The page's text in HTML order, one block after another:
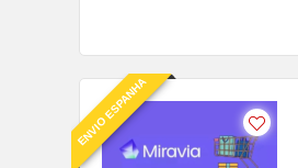
ENVIO ESPANHA